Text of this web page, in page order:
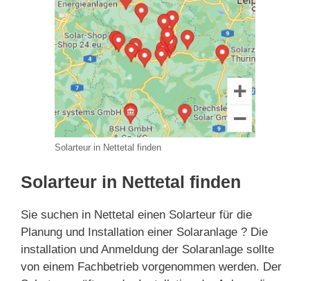
Solarteur in Nettetal finden
Solarteur in Nettetal finden
Sie suchen in Nettetal einen Solarteur für die
Planung und Installation einer Solaranlage ? Die
installation und Anmeldung der Solaranlage sollte
von einem Fachbetrieb vorgenommen werden. Der